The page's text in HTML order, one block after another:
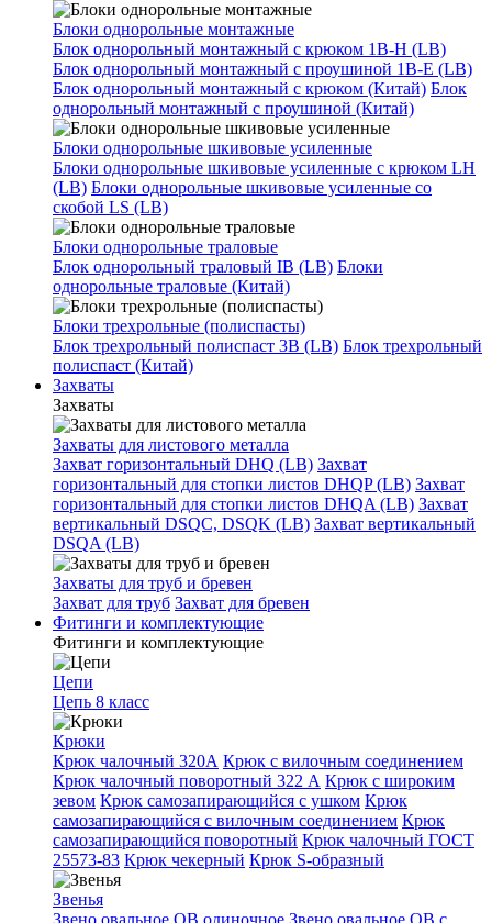
Блоки однорольные монтажные
Блок однорольный монтажный с крюком 1B-H (LB)
Блок однорольный монтажный с проушиной 1B-E (LB)
Блок однорольный монтажный с крюком (Китай) Блок
однорольный монтажный с проушиной (Китай)
Блоки однорольные шкивовые усиленные
Блоки однорольные шкивовые усиленные с крюком LH
(LB) Блоки однорольные шкивовые усиленные со
скобой LS (LB)
Блоки однорольные траловые
Блок однорольный траловый IB (LB) Блоки
однорольные траловые (Китай)
Блоки трехрольные (полиспасты)
Блок трехрольный полиспаст 3B (LB) Блок трехрольный
полиспаст (Китай)
Захваты
Захваты
Захваты для листового металла
Захват горизонтальный DHQ (LB) Захват
горизонтальный для стопки листов DHQP (LB) Захват
горизонтальный для стопки листов DHQA (LB) Захват
вертикальный DSQC, DSQK (LB) Захват вертикальный
DSQA (LB)
Захваты для труб и бревен
Захват для труб Захват для бревен
Фитинги и комплектующие
Фитинги и комплектующие
Цепи
Цепь 8 класс
Крюки
Крюк чалочный 320А Крюк с вилочным соединением
Крюк чалочный поворотный 322 А Крюк с широким
зевом Крюк самозапирающийся с ушком Крюк
самозапирающийся с вилочным соединением Крюк
самозапирающийся поворотный Крюк чалочный ГОСТ
25573-83 Крюк чекерный Крюк S-образный
Звенья
Звено овальное OB одиночное Звено овальное ОВ с